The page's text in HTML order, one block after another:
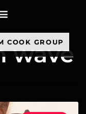
COOK GROUP
wave